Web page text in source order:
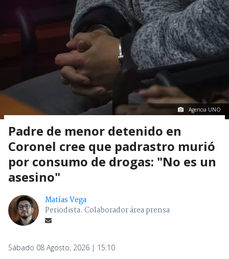
Agencia UNO
Padre de menor detenido en
Coronel cree que padrastro murió
por consumo de drogas: "No es un
asesino"
Matías Vega
Periodista. Colaborador área prensa
Sábado 08 Agosto, 2026 | 15:10